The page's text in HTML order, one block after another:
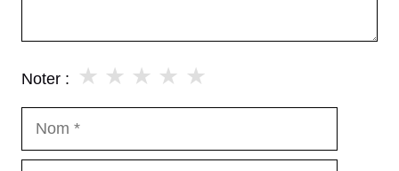
Noter : ★
★
★
★
★